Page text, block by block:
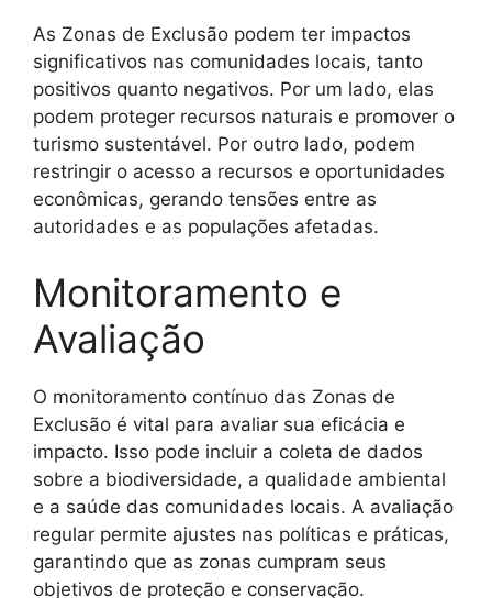
As Zonas de Exclusão podem ter impactos
significativos nas comunidades locais, tanto
positivos quanto negativos. Por um lado, elas
podem proteger recursos naturais e promover o
turismo sustentável. Por outro lado, podem
restringir o acesso a recursos e oportunidades
econômicas, gerando tensões entre as
autoridades e as populações afetadas.
Monitoramento e
Avaliação
O monitoramento contínuo das Zonas de
Exclusão é vital para avaliar sua eficácia e
impacto. Isso pode incluir a coleta de dados
sobre a biodiversidade, a qualidade ambiental
e a saúde das comunidades locais. A avaliação
regular permite ajustes nas políticas e práticas,
garantindo que as zonas cumpram seus
objetivos de proteção e conservação.